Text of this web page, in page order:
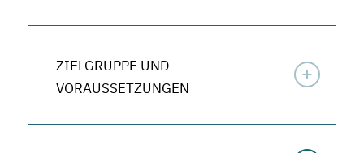
ZIELGRUPPE UND
VORAUSSETZUNGEN